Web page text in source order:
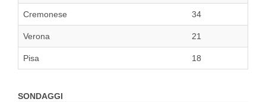
Cremonese 34
Verona 21
Pisa 18
SONDAGGI